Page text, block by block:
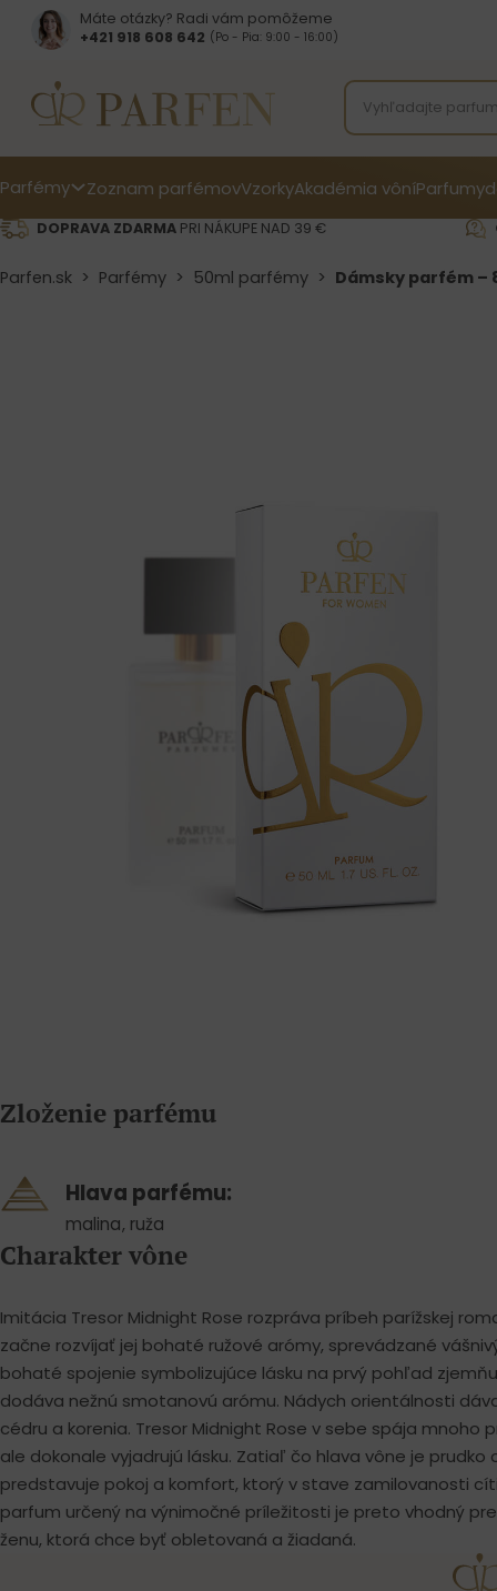
Máte otázky? Radi vám pomôžeme
+421 918 608 642‬ (Po - Pia: 9:00 - 16:00)
Parfémy Zoznam parfémovVzorkyAkadémia vôníParfumy
DOPRAVA ZDARMA PRI NÁKUPE NAD 39 €
Parfen.sk > Parfémy > 50ml parfémy > Dámsky parfém –
Zloženie parfému
Hlava parfému:
malina, ruža
Charakter vône
Imitácia Tresor Midnight Rose rozpráva príbeh parížskej
začne rozvíjať jej bohaté ružové arómy, sprevádzané
bohaté spojenie symbolizujúce lásku na prvý pohľad
dodáva nežnú smotanovú arómu. Nádych orientálnosti
cédru a korenia. Tresor Midnight Rose v sebe spája mnoho
ale dokonale vyjadrujú lásku. Zatiaľ čo hlava vône je prudko
predstavuje pokoj a komfort, ktorý v stave zamilovanosti
parfum určený na výnimočné príležitosti je preto vhodný
ženu, ktorá chce byť obletovaná a žiadaná.